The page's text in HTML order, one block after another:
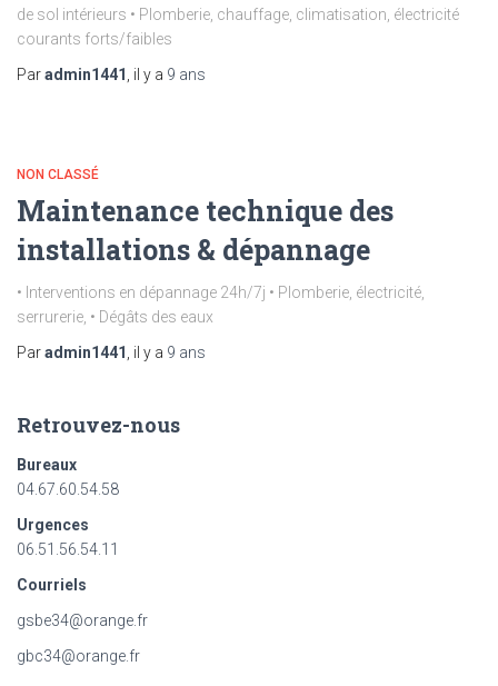
de sol intérieurs • Plomberie, chauffage, climatisation, électricité
courants forts/faibles
Paradmin1441 , il y a 9 ans
NON CLASSÉ
Maintenance technique des
installations & dépannage
• Interventions en dépannage 24h/7j • Plomberie, électricité,
serrurerie, • Dégâts des eaux
Paradmin1441 , il y a 9 ans
Retrouvez-nous
Bureaux
04.67.60.54.58
Urgences
06.51.56.54.11
Courriels
gsbe34@orange.fr
gbc34@orange.fr